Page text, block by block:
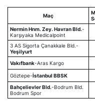
Maç
Nermin Hnm. Zey. Havran Bld.-
Karşıyaka Medicalpoint
3 AS Sigorta Çanakkale Bld.-
Yeşilyurt
Vakıfbank-Aras Kargo
Göztepe-İstanbul BBSK
Bahçelievler Bld.-Bodrum Bld.
Bodrum Spor